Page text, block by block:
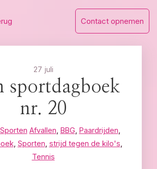
Contact opnemen
27 juli
sportdagboek
nr. 20
Sporten Afvallen BBG Paardrijden
Sporten strijd tegen de kilo's
Tennis